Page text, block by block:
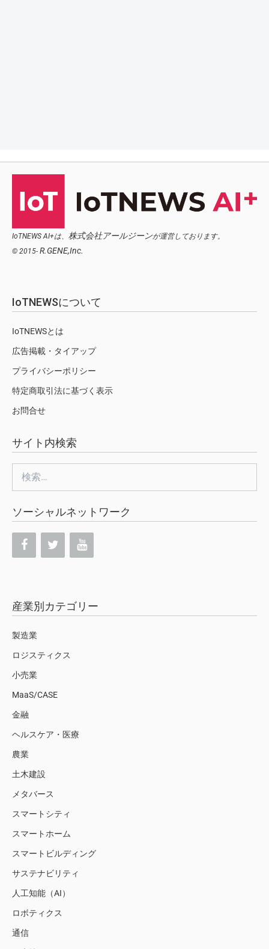
IoTNEWS AI+は、 株式会社アールジーンが運営しております。
© 2015- R.GENE,Inc.
IoTNEWSについて
IoTNEWSとは
広告掲載・タイアップ
プライバシーポリシー
特定商取引法に基づく表示
お問合せ
サイト内検索
索:
ソーシャルネットワーク
産業別カテゴリー
製造業
ロジスティクス
小売業
MaaS/CASE
金融
ヘルスケア・医療
農業
土木建設
メタバース
スマートシティ
スマートホーム
スマートビルディング
サステナビリティ
人工知能（AI）
ロボティクス
通信